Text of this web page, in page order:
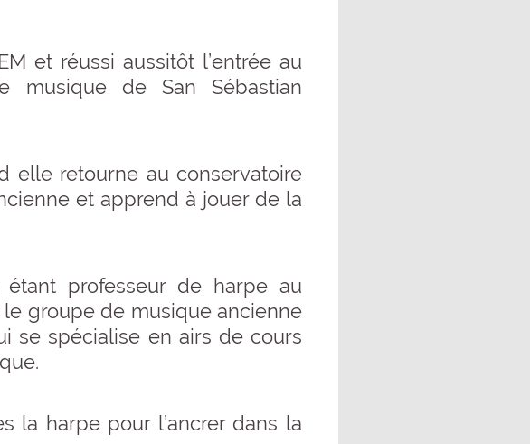
et réussi aussitôt l’entrée au
musique de San Sébastian
elle retourne au conservatoire
et apprend à jouer de la
professeur de harpe au
le groupe de musique ancienne
se spécialise en airs de cours
la harpe pour l’ancrer dans la